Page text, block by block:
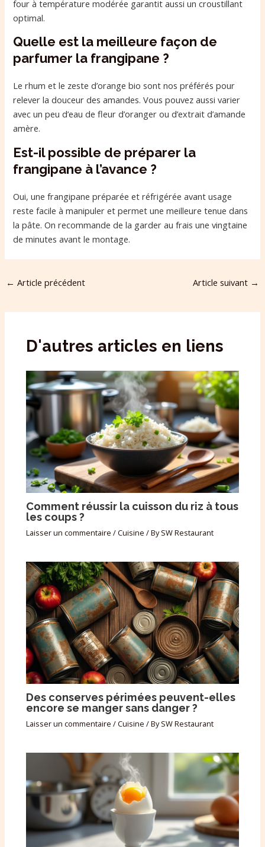
four à température modérée garantit aussi un croustillant
optimal.
Quelle est la meilleure façon de
parfumer la frangipane ?
Le rhum et le zeste d’orange bio sont nos préférés pour
relever la douceur des amandes. Vous pouvez aussi varier
avec un peu d’eau de fleur d’oranger ou d’extrait d’amande
amère.
Est-il possible de préparer la
frangipane à l’avance ?
Oui, une frangipane préparée et réfrigérée avant usage
reste facile à manipuler et permet une meilleure tenue dans
la pâte. On recommande de la garder au frais une vingtaine
de minutes avant le montage.
← Article précédent Article suivant →
D'autres articles en liens
Comment réussir la cuisson du riz à tous
les coups ?
Laisser un commentaire /Cuisine / BySW Restaurant
Des conserves périmées peuvent-elles
encore se manger sans danger ?
Laisser un commentaire /Cuisine / BySW Restaurant